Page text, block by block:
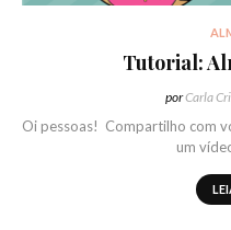
Tutorial:
porCarla
Oi pessoas! Compartilho com
um